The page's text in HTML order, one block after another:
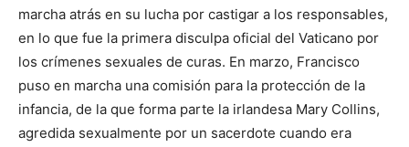
marcha atrás en su lucha por castigar a los responsables,
en lo que fue la primera disculpa oficial del Vaticano por
los crímenes sexuales de curas. En marzo, Francisco
puso en marcha una comisión para la protección de la
infancia, de la que forma parte la irlandesa Mary Collins,
agredida sexualmente por un sacerdote cuando era